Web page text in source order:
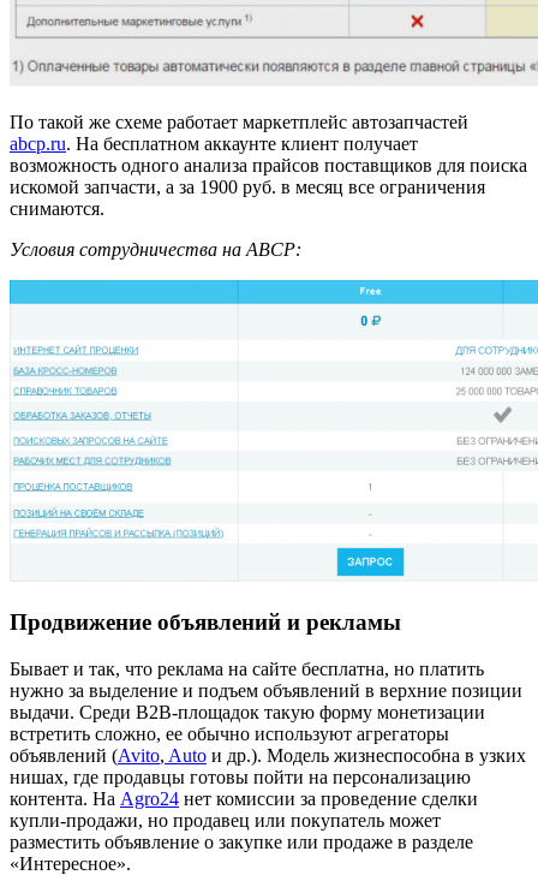
По такой же схеме работает маркетплейс автозапчастей
abcp.ru. На бесплатном аккаунте клиент получает
возможность одного анализа прайсов поставщиков для поиска
искомой запчасти, а за 1900 руб. в месяц все ограничения
снимаются.
Условия сотрудничества на ABCP:
Продвижение объявлений и рекламы
Бывает и так, что реклама на сайте бесплатна, но платить
нужно за выделение и подъем объявлений в верхние позиции
выдачи. Среди B2B-площадок такую форму монетизации
встретить сложно, ее обычно используют агрегаторы
объявлений (Avito, Auto и др.). Модель жизнеспособна в узких
нишах, где продавцы готовы пойти на персонализацию
контента. На Agro24 нет комиссии за проведение сделки
купли-продажи, но продавец или покупатель может
разместить объявление о закупке или продаже в разделе
«Интересное».